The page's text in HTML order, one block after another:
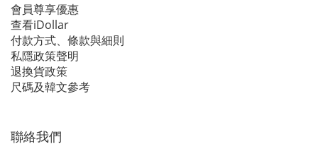
會員尊享優惠
查看iDollar
付款方式、條款與細則
私隱政策聲明
退換貨政策
尺碼及韓文參考
聯絡我們